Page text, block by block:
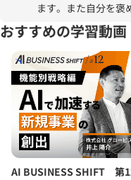
ます。また自分を褒
おすすめの学習動画
AI BUSINESS SHIFT 第